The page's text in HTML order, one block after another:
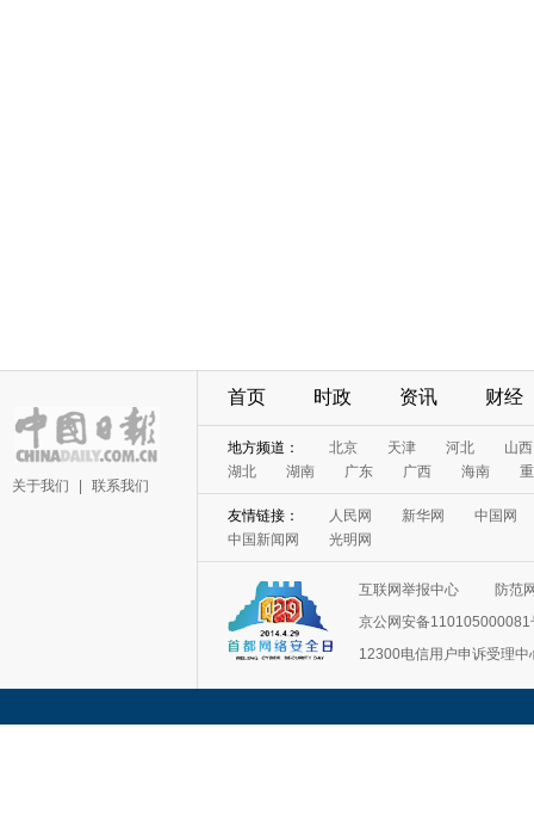
关于我们 联系我们
首页 时政 资讯 财经
地方频道： 北京 天津 河北
山西
湖北
湖南 广东 广西 海南
友情链接： 人民网 新华网
中国网
中国新闻网
光明网
互联网举报中心
防范
京公网安备110105000081
12300电信用户申诉受理中